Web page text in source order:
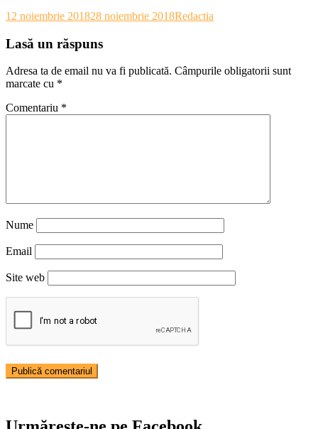
12 noiembrie 201828 noiembrie 2018Redactia
Lasă un răspuns
Adresa ta de email nu va fi publicată. Câmpurile obligatorii sunt
marcate cu *
Comentariu *
Nume
Email
Site web